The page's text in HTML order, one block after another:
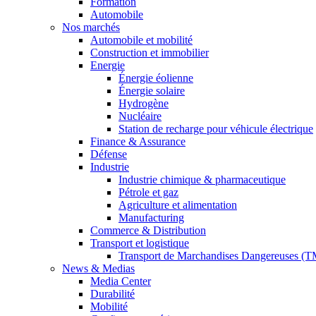
Automobile
Nos marchés
Automobile et mobilité
Construction et immobilier
Energie
Énergie éolienne
Énergie solaire
Hydrogène
Nucléaire
Station de recharge pour véhicule électrique
Finance & Assurance
Défense
Industrie
Industrie chimique & pharmaceutique
Pétrole et gaz
Agriculture et alimentation
Manufacturing
Commerce & Distribution
Transport et logistique
Transport de Marchandises Dangereuses
News & Medias
Media Center
Durabilité
Mobilité